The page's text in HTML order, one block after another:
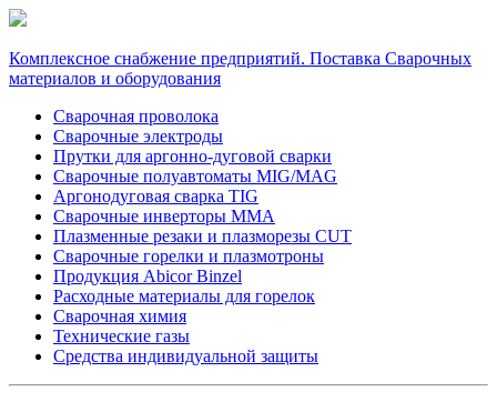
Комплексное снабжение предприятий. Поставка Сварочных
материалов и оборудования
Сварочная проволока
Сварочные электроды
Прутки для аргонно-дуговой сварки
Сварочные полуавтоматы MIG/MAG
Аргонодуговая сварка TIG
Сварочные инверторы MMA
Плазменные резаки и плазморезы CUT
Сварочные горелки и плазмотроны
Продукция Abicor Binzel
Расходные материалы для горелок
Сварочная химия
Технические газы
Средства индивидуальной защиты